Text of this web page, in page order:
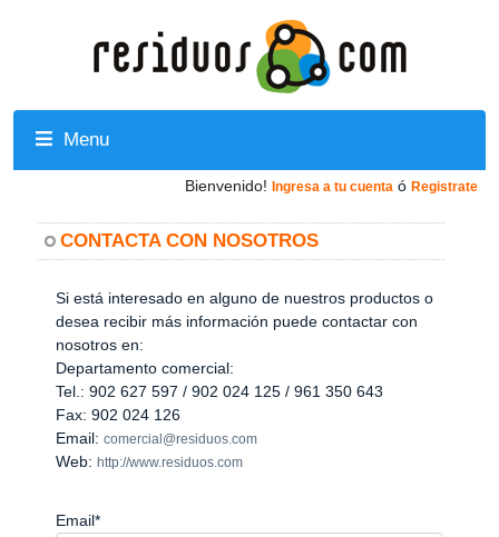
Menu
Bienvenido! Ingresa a tu cuenta ó Registrate
CONTACTA CON NOSOTROS
Si está interesado en alguno de nuestros productos o
desea recibir más información puede contactar con
nosotros en:
Departamento comercial:
Tel.: 902 627 597 / 902 024 125 / 961 350 643
Fax: 902 024 126
Email: comercial@residuos.com
Web: http://www.residuos.com
Email*